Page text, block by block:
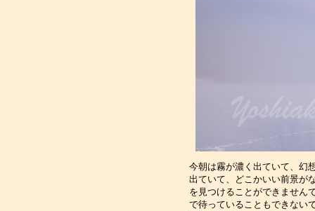
今朝は霧が濃く出ていて、幻
出ていて、どこかいい前景が
を見つけることができません
で待っていることもできない